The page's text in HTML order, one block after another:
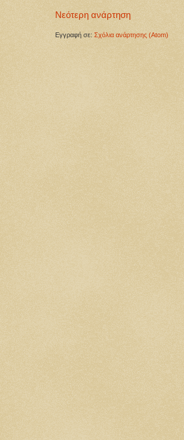
Νεότερη ανάρτηση
Εγγραφή σε: Σχόλια ανάρτησης (Atom)